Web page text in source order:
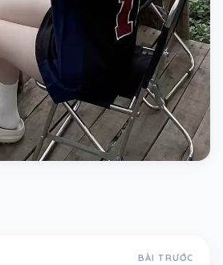
BÀI TRƯỚC